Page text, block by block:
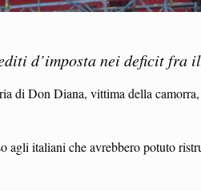
d’imposta nei deficit fra
di Don Diana, vittima della
agli italiani che avrebbero potuto